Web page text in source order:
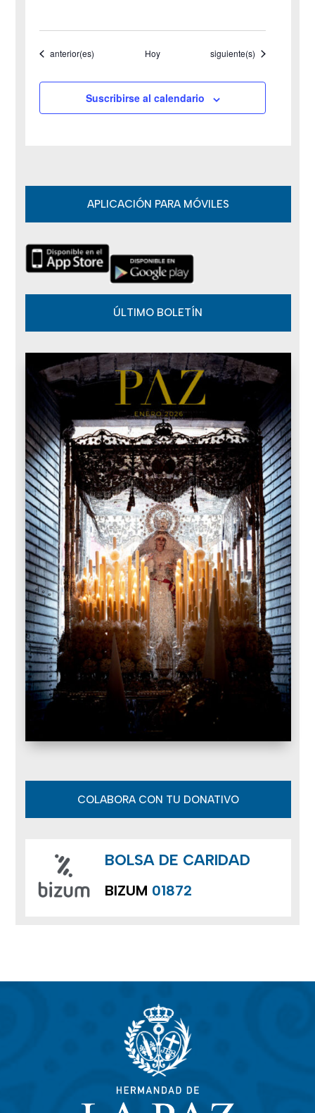
e
e
o
Eventos
anterior(es) Hoy Eventos
siguiente(s)
Suscribirse al calendario
APLICACIÓN PARA MÓVILES
ÚLTIMO BOLETÍN
COLABORA CON TU DONATIVO
BOLSA DE CARIDAD
BIZUM 01872